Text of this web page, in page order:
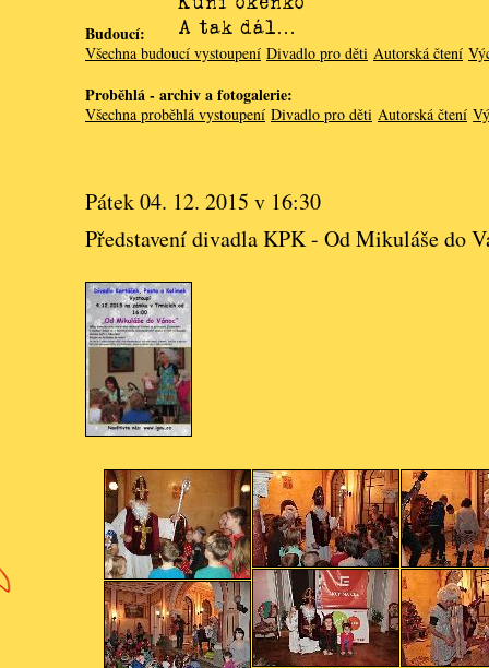
A tak dál…
Budoucí:
Všechna budoucí vystoupení Divadlo pro děti Autorská čtení
Proběhlá - archiv a fotogalerie:
Všechna proběhlá vystoupení Divadlo pro děti Autorská čtení
Pátek 04. 12. 2015 v 16:30
Představení divadla KPK - Od Mikuláše do